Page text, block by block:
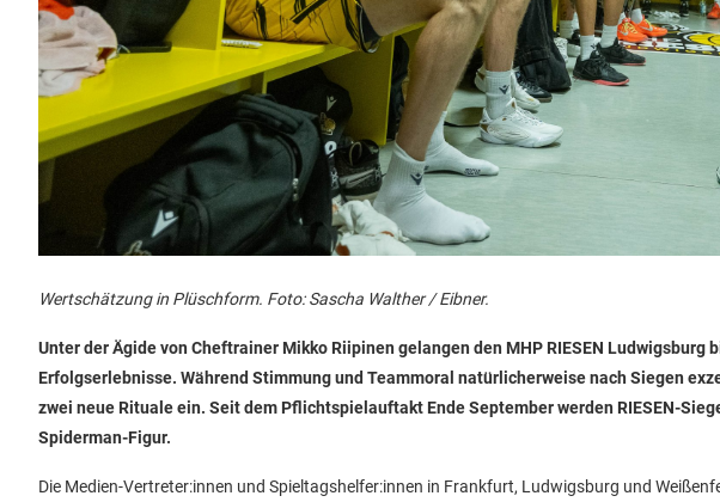
Wertschätzung in Plüschform. Foto: Sascha Walther / Eibner.
Unter der Ägide von Cheftrainer Mikko Riipinen gelangen den MHP RIESEN
Erfolgserlebnisse. Während Stimmung und Teammoral natürlicherweise nach Siegen
zwei neue Rituale ein. Seit dem Pflichtspielauftakt Ende September werden RIESEN-
Spiderman-Figur.
Die Medien-Vertreter:innen und Spieltagshelfer:innen in Frankfurt, Ludwigsburg und